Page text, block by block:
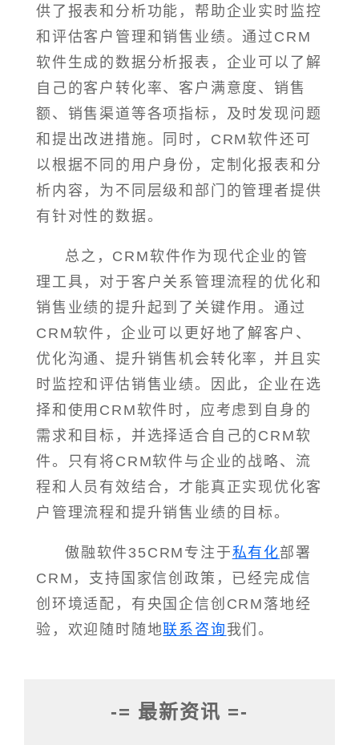
供了报表和分析功能，帮助企业实时监控
和评估客户管理和销售业绩。通过CRM
软件生成的数据分析报表，企业可以了解
自己的客户转化率、客户满意度、销售
额、销售渠道等各项指标，及时发现问题
和提出改进措施。同时，CRM软件还可
以根据不同的用户身份，定制化报表和分
析内容，为不同层级和部门的管理者提供
有针对性的数据。
总之，CRM软件作为现代企业的管
理工具，对于客户关系管理流程的优化和
销售业绩的提升起到了关键作用。通过
CRM软件，企业可以更好地了解客户、
优化沟通、提升销售机会转化率，并且实
时监控和评估销售业绩。因此，企业在选
择和使用CRM软件时，应考虑到自身的
需求和目标，并选择适合自己的CRM软
件。只有将CRM软件与企业的战略、流
程和人员有效结合，才能真正实现优化客
户管理流程和提升销售业绩的目标。
傲融软件35CRM专注于私有化部署
CRM，支持国家信创政策，已经完成信
创环境适配，有央国企信创CRM落地经
验，欢迎随时随地联系咨询 我们。
-= 最新资讯 =-